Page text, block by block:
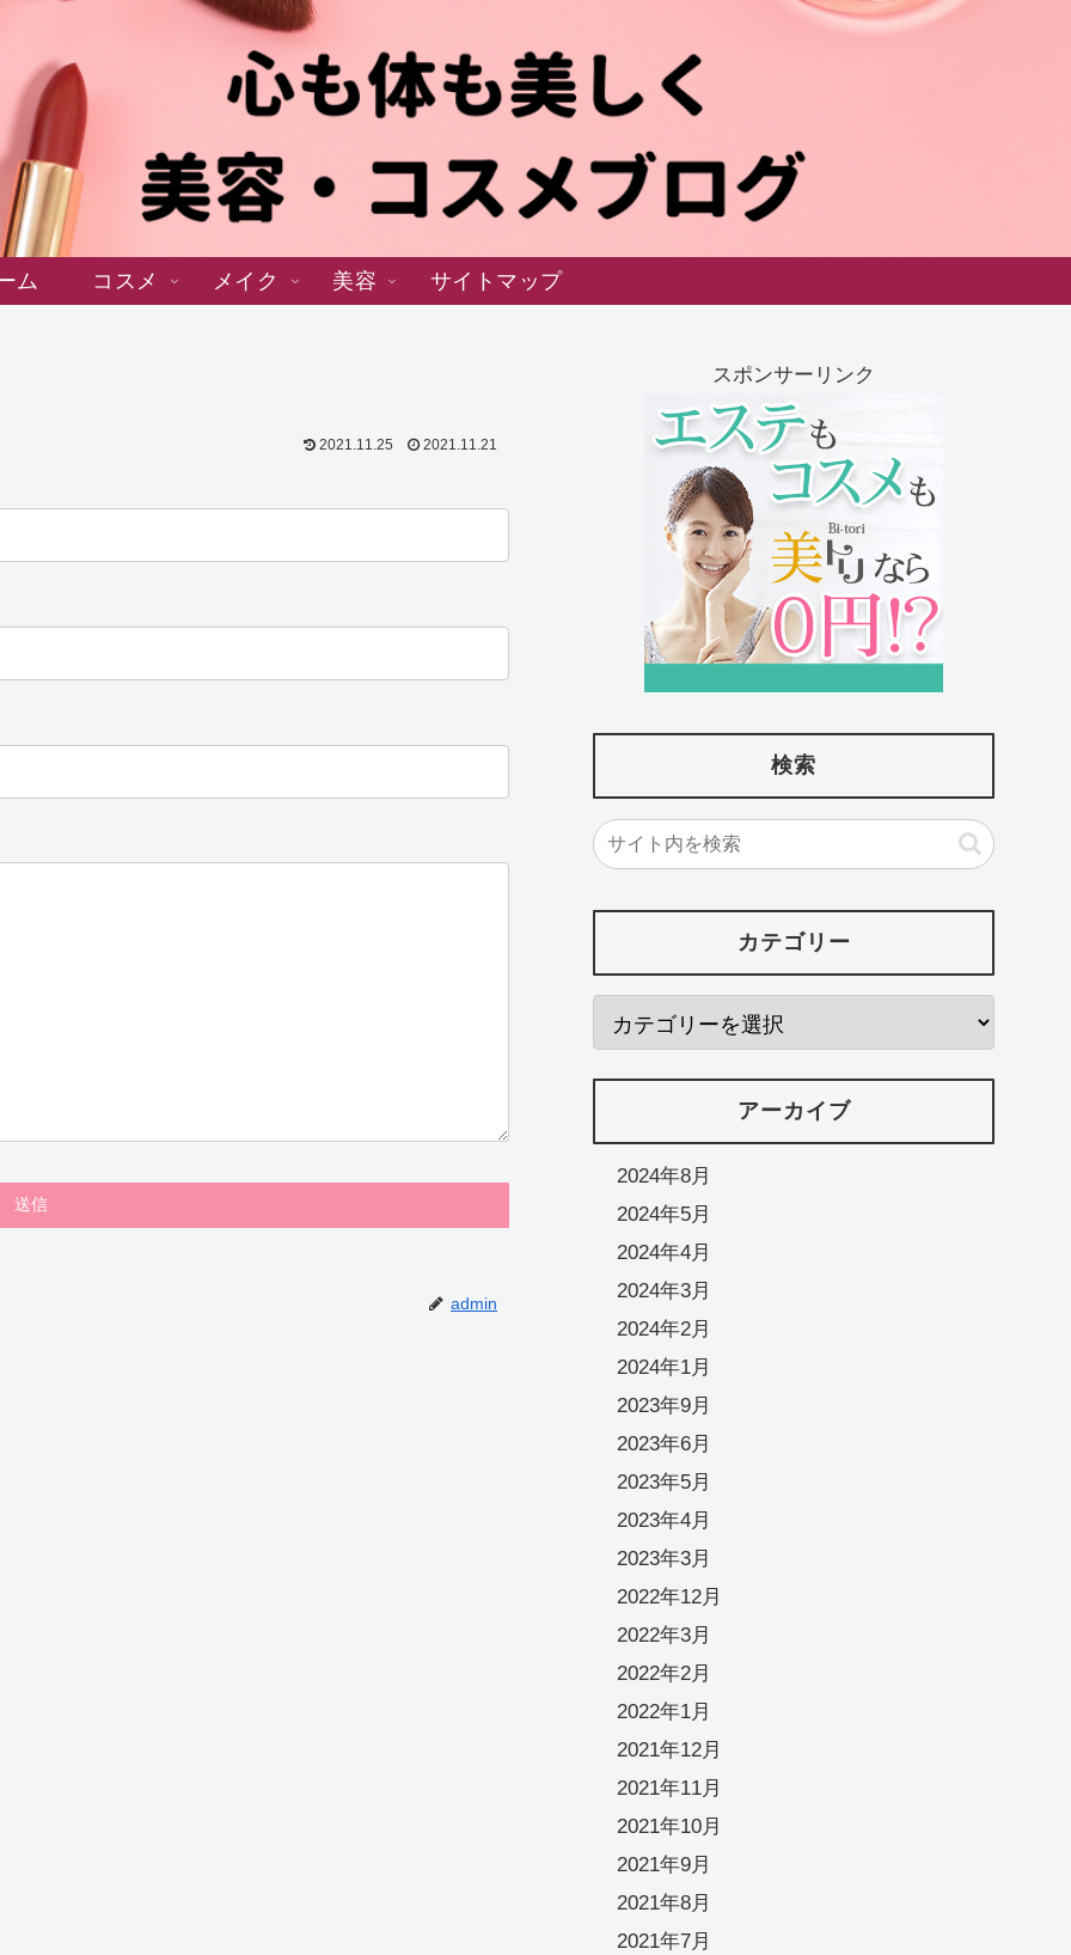
ム コスメ メイク 美容 サイトマップ
2021.11.25 2021.11.21
admin
スポンサーリンク
検索
カテゴリー
アーカイブ
2024年8月
2024年5月
2024年4月
2024年3月
2024年2月
2024年1月
2023年9月
2023年6月
2023年5月
2023年4月
2023年3月
2022年12月
2022年3月
2022年2月
2022年1月
2021年12月
2021年11月
2021年10月
2021年9月
2021年8月
2021年7月